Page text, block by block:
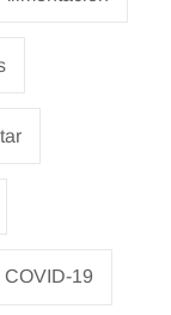
COVID-19